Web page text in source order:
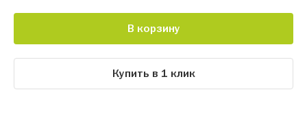
В корзину
Купить в 1 клик